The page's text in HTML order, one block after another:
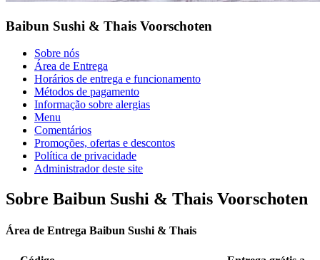
Baibun Sushi & Thais Voorschoten
Sobre nós
Área de Entrega
Horários de entrega e funcionamento
Métodos de pagamento
Informação sobre alergias
Menu
Comentários
Promoções, ofertas e descontos
Política de privacidade
Administrador deste site
Sobre Baibun Sushi & Thais Voorschoten
Área de Entrega Baibun Sushi & Thais